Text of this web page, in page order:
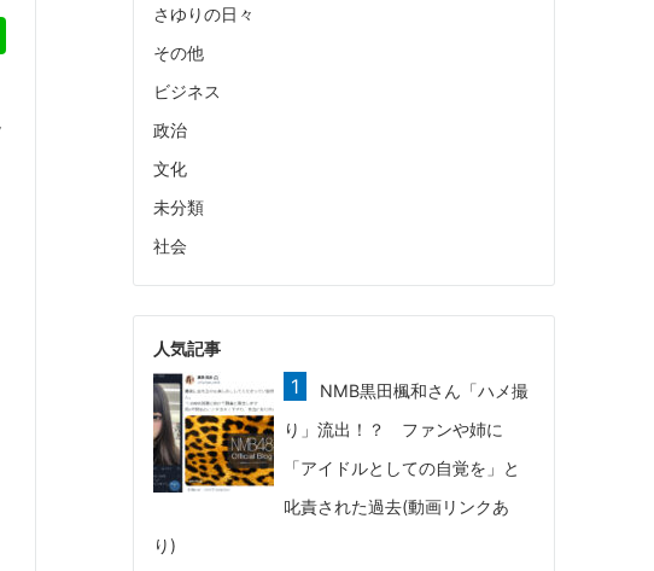
さゆりの日々
その他
ビジネス
政治
文化
未分類
社会
人気記事
NMB黒田楓和さん「ハメ撮
り」流出！？ ファンや姉に
「アイドルとしての自覚を」と
叱責された過去(動画リンクあ
り)